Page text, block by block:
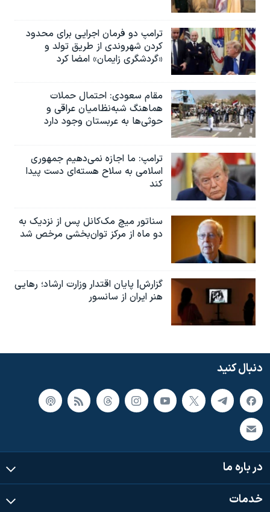
صفحه‌های ویژه
سفر پرزیدنت ترامپ به چین
ترامپ دو فرمان اجرایی برای محدود
کردن شهروندی از طریق تولد و
«گردشگری زایمان» امضا کرد
مقام سعودی: احتمال حملات
هماهنگ شبه‌نظامیان عراقی و
حوثی‌ها به عربستان وجود دارد
ترامپ: ما اجازه نمی‌دهیم جمهوری
اسلامی به سلاح هسته‌ای دست پیدا
کند
سناتور میچ مک‌کانل پس از نزدیک به
دو ماه از مرکز توان‌بخشی مرخص شد
گزارش| پایان اقتدار وزارت ارشاد؛ رهایی
هنر ایران از سانسور
دنبال کنید
در باره ما
خدمات